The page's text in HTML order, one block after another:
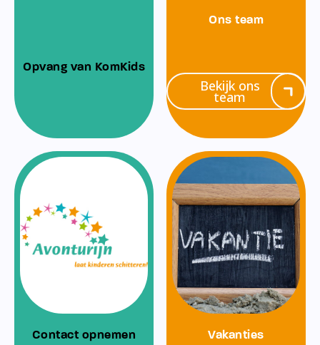
Opvang van KomKids
Ons team
Bekijk ons
team
Contact opnemen Vakanties